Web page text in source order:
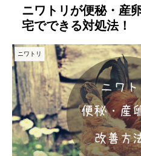
ニワトリが便秘・産
宅でできる対処法！
ニワトリ